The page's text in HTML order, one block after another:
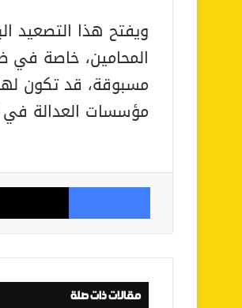
ويفتح هذا التصعيد
المحامين، خاصة في
مسبوقة، قد تكون
مؤسسات العدالة في
فيسبوك
مقالات ذات صلة